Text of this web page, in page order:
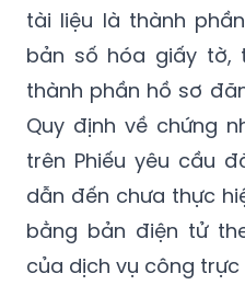
tài liệu là thành
bản số hóa giấy tờ,
thành phần hồ sơ
Quy định về chứng
trên Phiếu yêu cầu
dẫn đến chưa thực
bằng bản điện tử
của dịch vụ công